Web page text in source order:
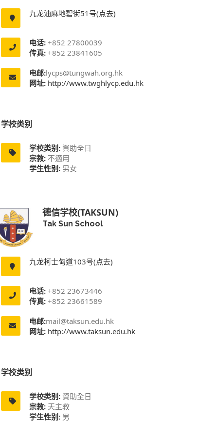
九龙油麻地碧街51号(点去)
电话: +852 27800039
传真: +852 23841605
电邮:lycps@tungwah.org.hk
网址: http://www.twghlycp.edu.hk
学校类别
学校类别: 資助全日
宗教: 不適用
学生性别: 男女
德信学校(TAKSUN)
Tak Sun School
九龙柯士甸道103号(点去)
电话: +852 23673446
传真: +852 23661589
电邮:mail@taksun.edu.hk
网址: http://www.taksun.edu.hk
学校类别
学校类别: 資助全日
宗教: 天主教
学生性别: 男